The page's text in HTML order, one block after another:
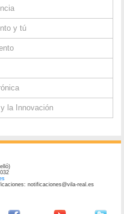
y tú
la Innovación
notificaciones@vila-real.es